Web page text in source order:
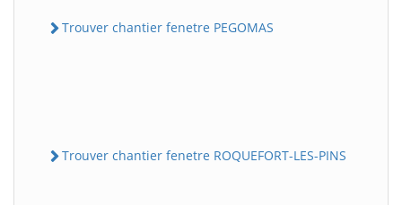
Trouver chantier fenetre PEGOMAS
Trouver chantier fenetre ROQUEFORT-LES-PINS